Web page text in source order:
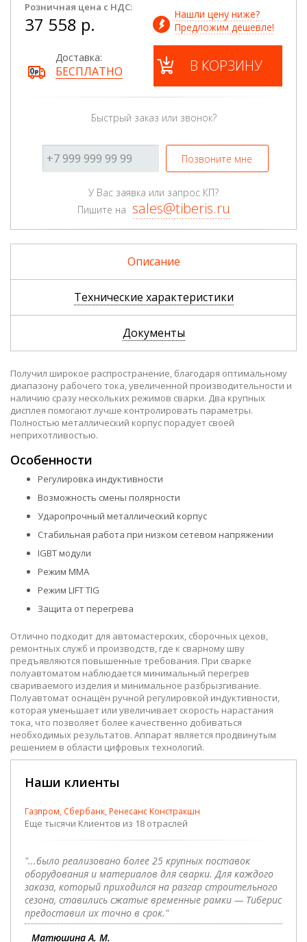
Розничная цена с НДС:
37 558 р.
Нашли цену ниже?
Предложим дешевле!
Доставка:
БЕСПЛАТНО В КОРЗИНУ
Быстрый заказ или звонок?
Позвоните мне
У Вас заявка или запрос КП?
Пишите на sales@tiberis.ru
Описание
Технические характеристики
Документы
Получил широкое распространение, благодаря оптимальному
диапазону рабочего тока, увеличенной производительности и
наличию сразу нескольких режимов сварки. Два крупных
дисплея помогают лучше контролировать параметры.
Полностью металлический корпус порадует своей
неприхотливостью.
Особенности
Регулировка индуктивности
Возможность смены полярности
Ударопрочный металлический корпус
Стабильная работа при низком сетевом напряжении
IGBT модули
Режим MMA
Режим LIFT TIG
Защита от перегрева
Отлично подходит для автомастерских, сборочных цехов,
ремонтных служб и производств, где к сварному шву
предъявляются повышенные требования. При сварке
полуавтоматом наблюдается минимальный перегрев
свариваемого изделия и минимальное разбрызгивание.
Полуавтомат оснащён ручной регулировкой индуктивности,
которая уменьшает или увеличивает скорость нарастания
тока, что позволяет более качественно добиваться
необходимых результатов. Аппарат является продвинутым
решением в области цифровых технологий.
Наши клиенты
Газпром, Сбербанк, Ренесанс Констракшн
Еще тысячи Клиентов из 18 отраслей
"...было реализовано более 25 крупных поставок
оборудования и материалов для сварки. Для каждого
заказа, который приходился на разгар строительного
сезона, ставились сжатые временные рамки — Тиберис
предоставил их точно в срок."
Матюшина А. М.